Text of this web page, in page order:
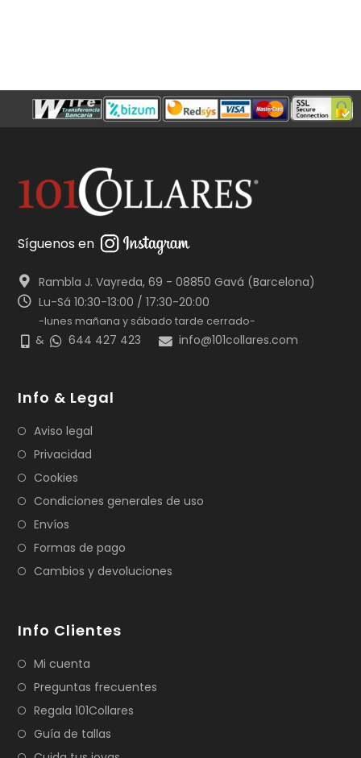
Síguenos en
Rambla J. Vayreda, 69 - 08850 Gavá (Barcelona)
Lu-Sá 10:30-13:00 / 17:30-20:00
-lunes mañana y sábado tarde cerrado-
& 644 427 423 info@101collares.com
Info & Legal
Aviso legal
Privacidad
Cookies
Condiciones generales de uso
Envíos
Formas de pago
Cambios y devoluciones
Info Clientes
Mi cuenta
Preguntas frecuentes
Regala 101Collares
Guía de tallas